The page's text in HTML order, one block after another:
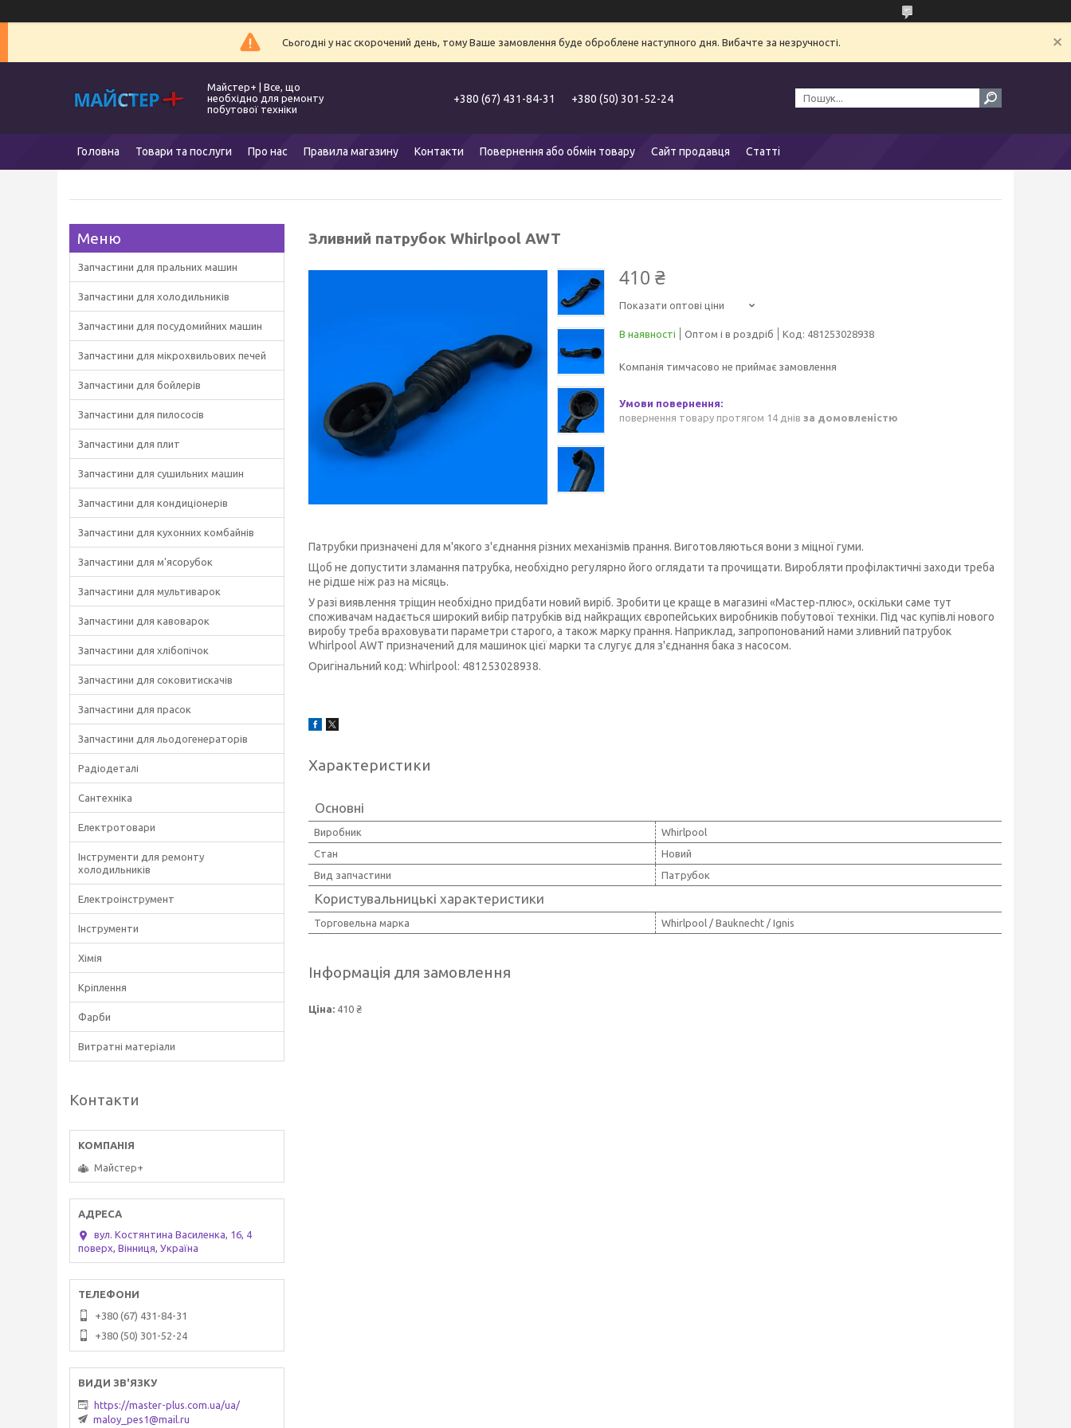
Сьогодні у нас скорочений день, тому Ваше замовлення буде оброблене наступного дня. Вибачте за незручності.
Майстер+ | Все, що
необхідно для ремонту
побутової техніки
+380 (67) 431-84-31 +380 (50) 301-52-24
Головна Товари та послуги Про нас Правила магазину Контакти Повернення або обмін товару Сайт продавця Статті
Зливний патрубок Whirlpool AWT
410 ₴
Показати оптові ціни
В наявності Оптом і в роздріб Код: 481253028938
Компанія тимчасово не приймає замовлення
повернення товару протягом 14 днів за домовленістю
Патрубки призначені для м'якого з'єднання різних механізмів прання. Виготовляються вони з міцної гуми.
Щоб не допустити зламання патрубка, необхідно регулярно його оглядати та прочищати. Виробляти профілактичні заходи треба
не рідше ніж раз на місяць.
У разі виявлення тріщин необхідно придбати новий виріб. Зробити це краще в магазині «Мастер-плюс», оскільки саме тут
споживачам надається широкий вибір патрубків від найкращих європейських виробників побутової техніки. Під час купівлі нового
виробу треба враховувати параметри старого, а також марку прання. Наприклад, запропонований нами зливний патрубок
Whirlpool AWT призначений для машинок цієї марки та слугує для з'єднання бака з насосом.
Оригінальний код: Whirlpool: 481253028938.
Характеристики
Основні
Виробник
Whirlpool
Стан
Новий
Вид запчастини
Патрубок
Користувальницькі характеристики
Торговельна марка Whirlpool / Bauknecht / Ignis
Інформація для замовлення
Ціна: 410 ₴
Запчастини для пральних машин
Запчастини для холодильників
Запчастини для посудомийних машин
Запчастини для мікрохвильових печей
Запчастини для бойлерів
Запчастини для пилососів
Запчастини для плит
Запчастини для сушильних машин
Запчастини для кондиціонерів
Запчастини для кухонних комбайнів
Запчастини для м'ясорубок
Запчастини для мультиварок
Запчастини для кавоварок
Запчастини для хлібопічок
Запчастини для соковитискачів
Запчастини для прасок
Запчастини для льодогенераторів
Радіодеталі
Сантехніка
Електротовари
Інструменти для ремонту
холодильників
Електроінструмент
Інструменти
Хімія
Кріплення
Фарби
Витратні матеріали
Контакти
Майстер+
вул. Костянтина Василенка, 16, 4
поверх, Вінниця, Україна
+380 (67) 431-84-31
+380 (50) 301-52-24
https://master-plus.com.ua/ua/
maloy_pes1@mail.ru